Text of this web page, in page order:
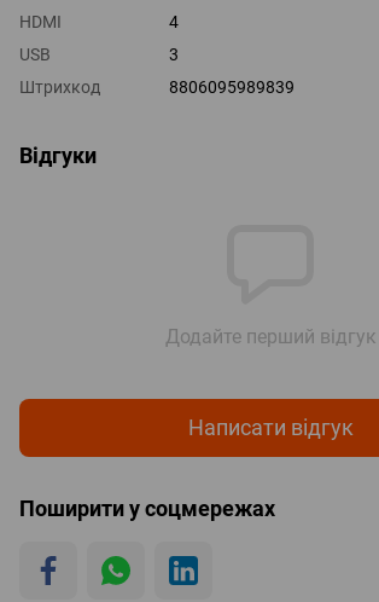
HDMI
4
USB
3
Штрихкод
8806095989839
Відгуки
Додайте перший відгук
Написати відгук
Поширити у соцмережах